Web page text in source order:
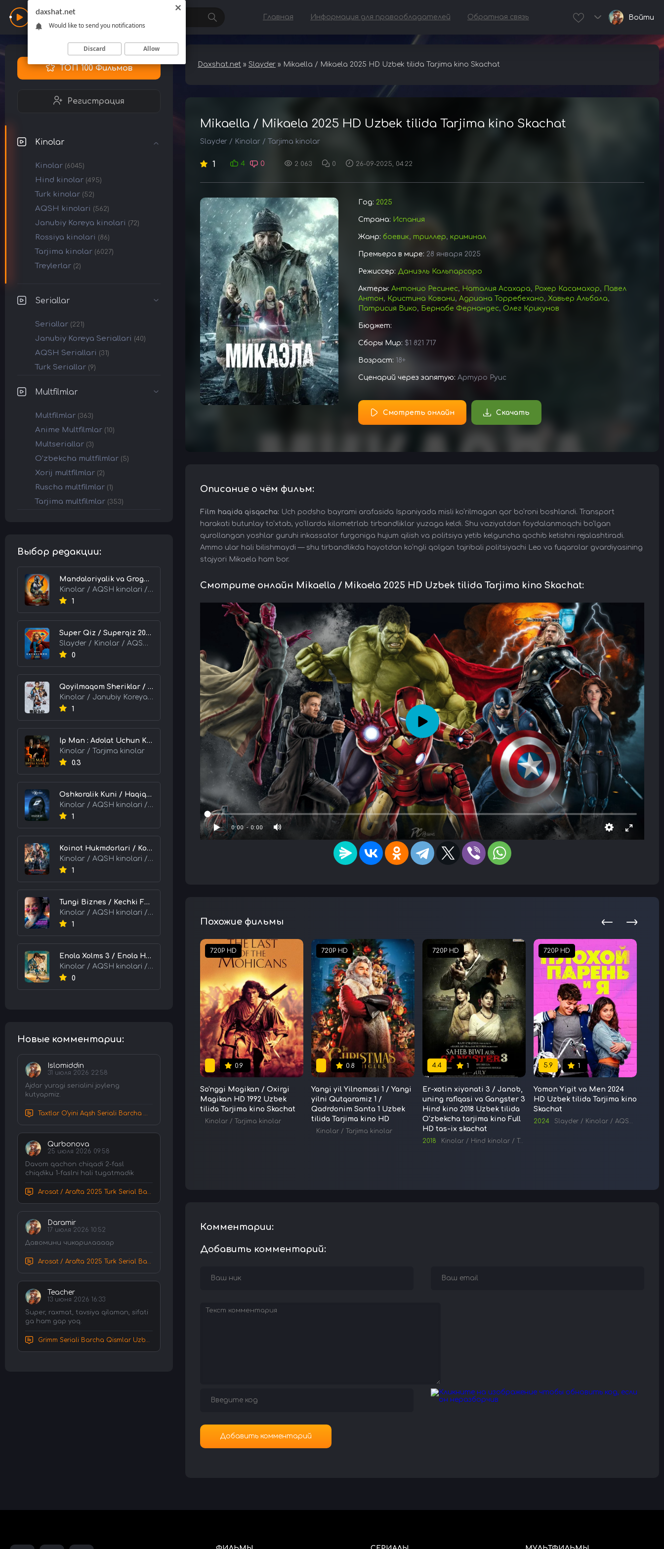
Daxshat Главная Информация для правообладателей Обратная связь Войти
ТОП 100 Фильмов
Регистрация
Kinolar
Kinolar (6045)
Hind kinolar (495)
Turk kinolar (52)
AQSH kinolari (562)
Janubiy Koreya kinolari (72)
Rossiya kinolari (86)
Tarjima kinolar (6027)
Treylerlar (2)
Seriallar
Seriallar (221)
Janubiy Koreya Seriallari (40)
AQSH Seriallari (31)
Turk Seriallar (9)
Multfilmlar
Multfilmlar (363)
Anime Multfilmlar (10)
Multseriallar (3)
O'zbekcha multfilmlar (5)
Xorij multfilmlar (2)
Ruscha multfilmlar (1)
Tarjima multfilmlar (353)
Выбор редакции:
Mandaloriyalik va Grogu 2026 HD Uzbek tilida Tarjima kino skachat tas-ix
Kinolar / AQSH kinolari / Tarjima kinolar
1
Super Qiz / Superqiz 2026 HD Uzbek tilida Tarjima kino skachat tas-ix
Slayder / Kinolar / AQSH kinolari / Tarjima kinolar
0
Qoyilmaqom Sheriklar / Ideal Hamkorlar / Eng Kuchli Duet 2026 HD Uzbek tilida Tarjima kino skachat tas-ix
Kinolar / Janubiy Koreya kinolari / Tarjima kinolar
1
Ip Man : Adolat Uchun Kurash / Ip Man: Klanlar Jangi / Buyuk Ustoz Ip Man 2 2026 HD Uzbek tilida Tarjima kino skachat tas-ix
Kinolar / Tarjima kinolar
0.3
Oshkoralik Kuni / Haqiqat Oshkor Bo'lgan Kun / Sirlar Ochiladigan Kun 2026 HD Uzbek tilida Tarjima kino skachat tas-ix
Kinolar / AQSH kinolari / Tarjima kinolar
1
Koinot Hukmdorlari / Koinot Himoyachilari / Koinot Egalari 2026 HD Uzbek tilida tas-ix tarjima kino skachat
Kinolar / AQSH kinolari / Tarjima kinolar
1
Tungi Biznes / Kechki Faoliyat / Tijorat 2026 HD Uzbek tilida Tarjima kino skachat tas-ix
Kinolar / AQSH kinolari / Tarjima kinolar
1
Enola Xolms 3 / Enola Holms 3 2026 HD Uzbek tilida Tarjima kino tas-ix skachat
Kinolar / AQSH kinolari / Tarjima kinolar
0
Новые комментарии:
Islomiddin
31 июля 2026 22:58
Ajdar yuragi serialini joyleng
kutyapmiz.
Taxtlar O'yini Aqsh Seriali Barcha Qismlar Uzbek tilida Tarjima Serial HD Skachat
Qurbonova
25 июля 2026 09:58
Davom qachon chiqadi 2-fasl
chiqdiku 1-faslni hali tugatmadik
Arosat / Arafta 2025 Turk Serial Barcha Qismlar Uzbek tilida Tarjima Serial tas-ix skachat
Daramir
17 июля 2026 10:52
Давомини чикарилаааар
Arosat / Arafta 2025 Turk Serial Barcha Qismlar Uzbek tilida Tarjima Serial tas-ix skachat
Teacher
13 июня 2026 16:33
Super, raxmat, tavsiya qilaman, sifati
ga ham gap yoq.
Grimm Seriali Barcha Qismlar Uzbek tilida Tarjima serial HD Skachat
Daxshat.net » Slayder » Mikaella / Mikaela 2025 HD Uzbek tilida Tarjima kino Skachat
Mikaella / Mikaela 2025 HD Uzbek tilida Tarjima kino Skachat
Slayder / Kinolar / Tarjima kinolar
1 4 0 2 063 0 26-09-2025, 04:22
Год: 2025
Страна: Испания
Жанр: боевик, триллер, криминал
Премьера в мире: 28 января 2025
Режиссер: Даниэль Кальпарсоро
Актеры: Антонио Ресинес, Наталия Асахара, Рохер Касамахор,
Павел
Антон, Кристина Ковани, Адриана Торребехано, Хавьер Альбала,
Патрисия Вико, Бернабе Фернандес, Олег Крикунов
Бюджет:
Сборы Мир: $1 821 717
Возраст: 18+
Сценарий через запятую: Артуро Руис
Смотреть онлайн Скачать
Описание о чём фильм:
Film haqida qisqacha: Uch podsho bayrami arafasida Ispaniyada misli ko‘rilmagan qor bo‘roni boshlandi. Transport
harakati butunlay to‘xtab, yo‘llarda kilometrlab tirbandliklar yuzaga keldi. Shu vaziyatdan foydalanmoqchi bo‘lgan
qurollangan yoshlar guruhi inkassator furgoniga hujum qilish va politsiya yetib kelguncha qochib ketishni rejalashtiradi.
Ammo ular hali bilishmaydi — shu tirbandlikda hayotdan ko‘ngli qolgan tajribali politsiyachi Leo va fuqarolar gvardiyasining
stajyori Mikaela ham bor.
Смотрите онлайн Mikaella / Mikaela 2025 HD Uzbek tilida Tarjima kino Skachat:
Похожие фильмы
720P HD
0.9
So'nggi Mogikan / Oxirgi
Magikan HD 1992 Uzbek
tilida Tarjima kino Skachat
Kinolar / Tarjima kinolar
720P HD
0.8
Yangi yil Yilnomasi 1 / Yangi
yilni Qutqaramiz 1 /
Qadrdonim Santa 1 Uzbek
tilida Tarjima kino HD
Kinolar / Tarjima kinolar
720P HD
4.4 1
Er-xotin xiyonati 3 / Janob,
uning rafiqasi va Gangster 3
Hind kino 2018 Uzbek tilida
O'zbekcha tarjima kino Full
HD tas-ix skachat
2018 Kinolar / Hind kinolar /
720P HD
5.9 1
Yomon Yigit va Men 2024
HD Uzbek tilida Tarjima kino
Skachat
2024 Slayder / Kinolar / AQSH kinolari
Комментарии:
Добавить комментарий:
daxshat.net
Would like to send you notifications
Discard Allow